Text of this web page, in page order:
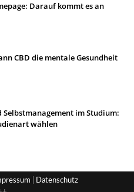
Darauf kommt es an
CBD die mentale Gesundheit
im Studium:
wählen
Datenschutz